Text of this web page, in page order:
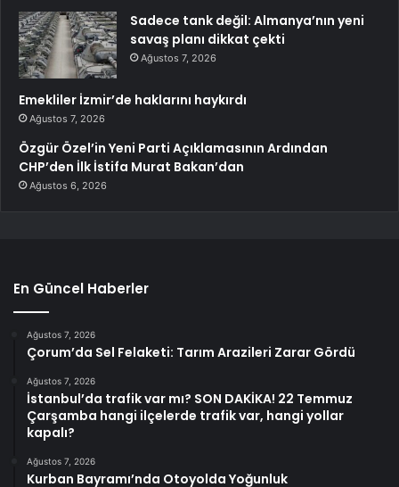
Sadece tank değil: Almanya’nın yeni
savaş planı dikkat çekti
Ağustos 7, 2026
Emekliler İzmir’de haklarını haykırdı
Ağustos 7, 2026
Özgür Özel’in Yeni Parti Açıklamasının Ardından
CHP’den İlk İstifa Murat Bakan’dan
Ağustos 6, 2026
En Güncel Haberler
Ağustos 7, 2026
Çorum’da Sel Felaketi: Tarım Arazileri Zarar Gördü
Ağustos 7, 2026
İstanbul’da trafik var mı? SON DAKİKA! 22 Temmuz
Çarşamba hangi ilçelerde trafik var, hangi yollar
kapalı?
Ağustos 7, 2026
Kurban Bayramı’nda Otoyolda Yoğunluk